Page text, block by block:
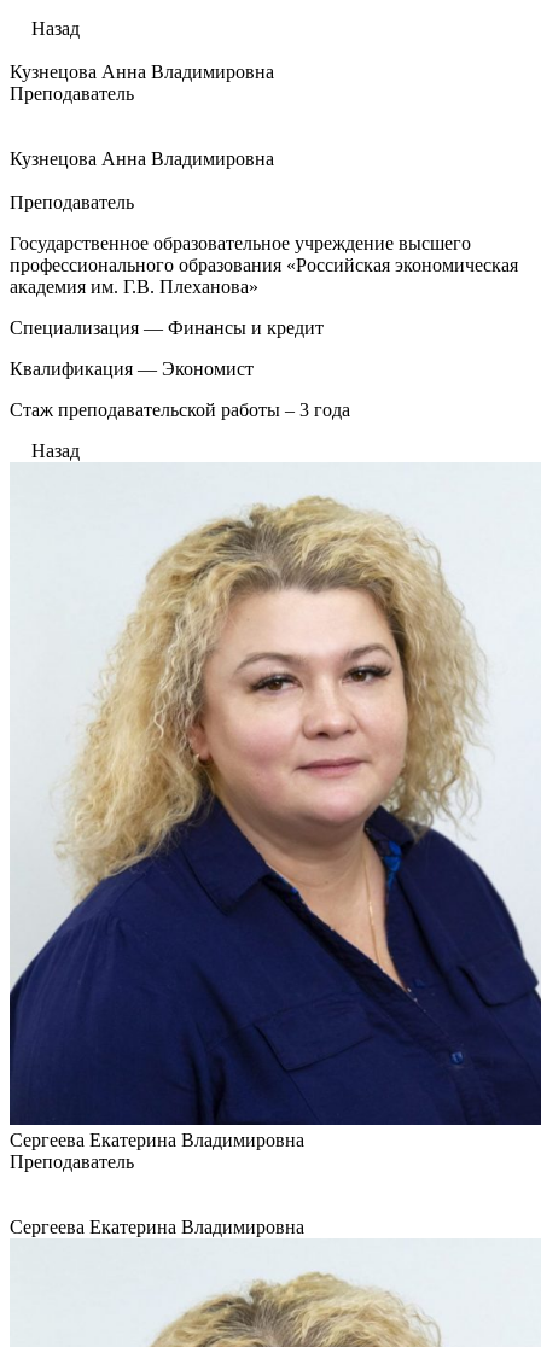
Назад
Кузнецова Анна Владимировна
Преподаватель
Кузнецова Анна Владимировна
Преподаватель
Государственное образовательное учреждение высшего
профессионального образования «Российская экономическая
академия им. Г.В. Плеханова»
Специализация — Финансы и кредит
Квалификация — Экономист
Стаж преподавательской работы – 3 года
Назад
Сергеева Екатерина Владимировна
Преподаватель
Сергеева Екатерина Владимировна